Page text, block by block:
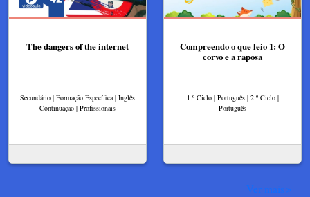
The dangers of the internet
Secundário | Formação Específica | Inglês
Continuação | Profissionais
Compreendo o que leio 1: O
corvo e a raposa
1.º Ciclo | Português | 2.º Ciclo |
Português
Ver mais